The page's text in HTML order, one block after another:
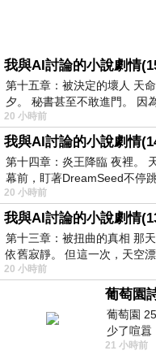
我與AI討論的小說劇情
第十五章：被決定的壞人 天
夕。 秘書甚至不敢進門。 因
20 小時前
我與AI討論的小說劇情
第十四章：炎王降臨 夜裡。
幕前，盯著DreamSeed不停
20 小時前
我與AI討論的小說劇情
第十三章：被扭曲的真相 那
依舊寂靜。 但這一次，天空
20 小時前
葡萄園
葡萄園
少了喧囂
一
21 小時前